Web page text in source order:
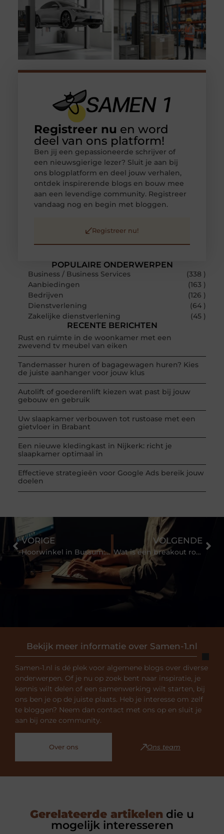
POPULAIRE ONDERWERPEN
Business / Business Services
(338 )
Aanbiedingen
(163 )
Bedrijven
(126 )
Dienstverlening
(64 )
Zakelijke dienstverlening
(45 )
RECENTE BERICHTEN
Rust en ruimte in de woonkamer met een
zwevend tv meubel van eiken
Tandemasser huren of bagagewagen huren? Kies
de juiste aanhanger voor jouw klus
Autolift of goederenlift kiezen wat past bij jouw
gebouw en gebruik
Uw slaapkamer verbouwen tot rustoase met een
gietvloer in Brabant
Een nieuwe kledingkast in Nijkerk: richt je
slaapkamer optimaal in
Effectieve strategieën voor Google Ads bereik jouw
doelen
Registreer nu en word
deel van ons platform!
Ben jij een gepassioneerde schrijver of
een nieuwsgierige lezer? Sluit je aan bij
ons blogplatform en deel jouw verhalen,
ontdek inspirerende blogs en bouw mee
aan een levendige community. Registreer
vandaag nog en begin met bloggen.
Registreer nu!
Bekijk meer informatie over Samen-1.nl
Samen-1.nl is dé plek voor algemene blogs over diverse
onderwerpen. Of je nu op zoek bent naar inspiratie, je
kennis wilt delen of een samenwerking wilt starten, bij
ons ben je op de juiste plaats. Heb je interesse om zelf
te bloggen? Neem dan contact met ons op en sluit je
aan bij onze community.
Over ons Ons team
VORIGE
Hoorwinkel in Bussum: vind uw hooroplossing
VOLGENDE
Wat is een breakout room Den Bosch?
Gerelateerde artikelen die u
mogelijk interesseren